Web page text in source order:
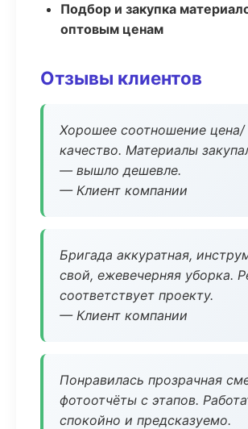
Подбор и закупка
оптовым ценам
Отзывы клиентов
Хорошее соотношение цена/
качество. Материалы
— вышло дешевле.
— Клиент компании
Бригада аккуратная,
свой, ежевечерняя уборка.
соответствует проекту.
— Клиент компании
Понравилась прозрачная
фотоотчёты с этапов.
спокойно и предсказуемо.